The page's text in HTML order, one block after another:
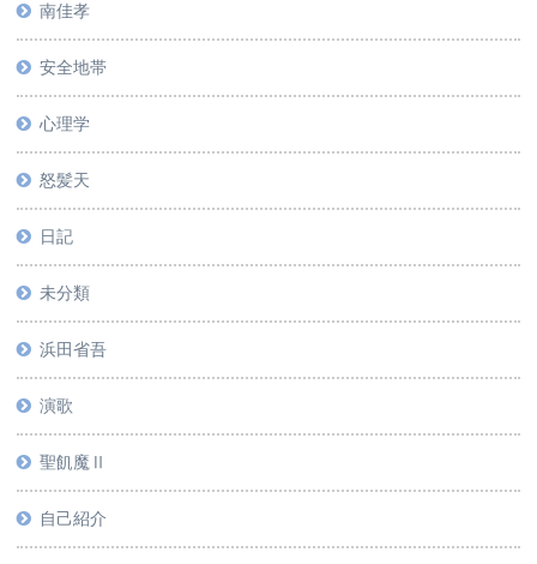
南佳孝
安全地帯
心理学
怒髪天
日記
未分類
浜田省吾
演歌
聖飢魔Ⅱ
自己紹介